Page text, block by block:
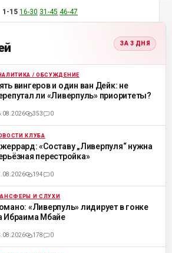
1-15 16-30 31-45 46-47
ЗА 3 ДНЯ
/ ОБСУЖДЕНИЕ
вингеров и один ван Дейк: не
ли «Ливерпуль» приоритеты?
353 0
КЛУБА
«Составу „Ливерпуля“ нужна
перестройка»
194 0
И СЛУХИ
«Ливерпуль» лидирует в гонке
Ибраима Мбайе
178 0